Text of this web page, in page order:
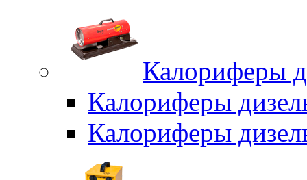
Калориферы
Калориферы
Калориферы